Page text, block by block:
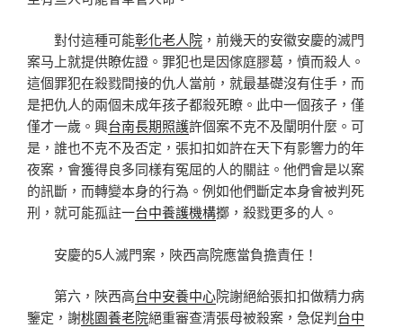
對付這種可能彰化老人院 ，前幾天的安徽安慶的滅門
案马上就提供瞭佐證。罪犯也是因傢庭膠葛，憤而殺人。
這個罪犯在殺戮間接的仇人當前，就最基礎沒有住手，而
是把仇人的兩個未成年孩子都殺死瞭。此中一個孩子，僅
僅才一歲。興台南長期照護許個案不克不及闡明什麼。可
是，誰也不克不及否定，張扣扣如許在天下有影響力的年
夜案，會獲得良多同樣有冤屈的人的關註。他們會是以案
的訊斷，而轉變本身的行為。例如他們斷定本身會被判死
刑，就可能孤註一台中養護機構擲，殺戮更多的人。
安慶的5人滅門案，陜西高院應當負擔責任！
第六，陜西高台中安養中心院謝絕給張扣扣做精力病
鑒定，謝桃園養老院絕重審查清張母被殺案，急促判台中